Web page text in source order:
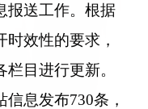
报送工作。根据
时效性的要求，
目进行更新。
信息发布730条，